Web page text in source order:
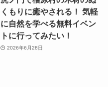
くもりに癒やされる！ 気軽
に自然を学べる無料イベン
トに行ってみたい！
2026年6月28日